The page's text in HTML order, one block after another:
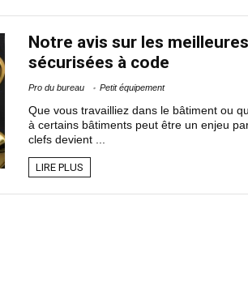
Notre avis sur les
sécurisées à code
Pro du bureau Petit équipement
Que vous travailliez dans le bâtiment ou
à certains bâtiments peut être un enjeu
clefs devient ...
LIRE PLUS